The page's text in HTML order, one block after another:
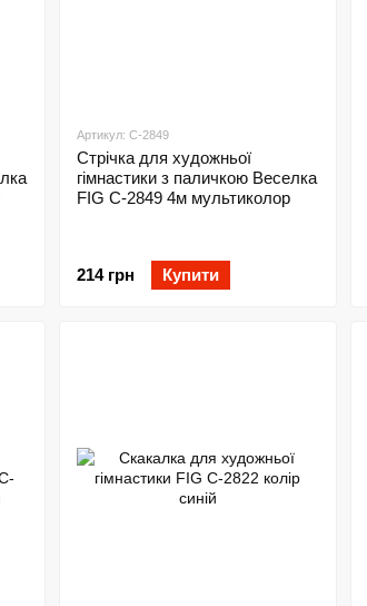
Артикул: C-2849
Стрічка для художньої
гімнастики з паличкою Веселка
FIG C-2849 4м мультиколор
214 грн Купити